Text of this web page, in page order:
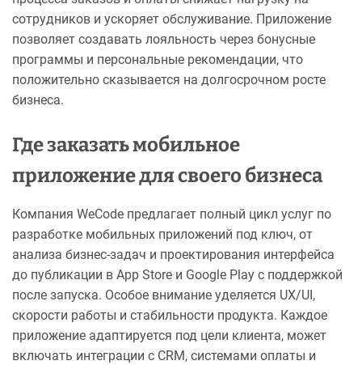
сотрудников и ускоряет обслуживание. Приложение
позволяет создавать лояльность через бонусные
программы и персональные рекомендации, что
положительно сказывается на долгосрочном росте
бизнеса.
Где заказать мобильное
приложение для своего бизнеса
Компания WeCode предлагает полный цикл услуг по
разработке мобильных приложений под ключ, от
анализа бизнес-задач и проектирования интерфейса
до публикации в App Store и Google Play с поддержкой
после запуска. Особое внимание уделяется UX/UI,
скорости работы и стабильности продукта. Каждое
приложение адаптируется под цели клиента, может
включать интеграции с CRM, системами оплаты и